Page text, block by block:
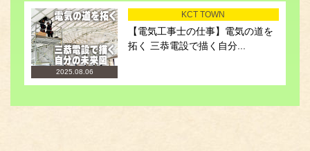
2025.08.06
KCT TOWN
【電気工事士の仕事】電気の道を
拓く 三恭電設で描く自分...